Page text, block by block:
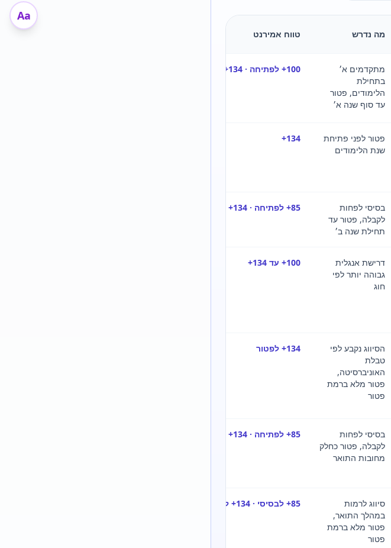
Aa
מה נדרש טווח אמירנט
מתקדמים א׳
בתחילת
הלימודים, פטור
עד סוף שנה א׳
100+ לפתיחה · 134+ לפטור
פטור לפני פתיחת
שנת הלימודים
134+
בסיסי לפחות
לקבלה, פטור עד
תחילת שנה ב׳
85+ לפתיחה · 134+ לפטור
דרישת אנגלית
גבוהה יותר לפי
חוג
100+ עד 134+
הסיווג נקבע לפי
טבלת
האוניברסיטה,
פטור מלא ברמת
פטור
134+ לפטור
בסיסי לפחות
לקבלה, פטור כחלק
מחובות התואר
85+ לפתיחה · 134+ לפטור
סיווג לרמות
במהלך התואר,
פטור מלא ברמת
פטור
85+ לבסיסי · 134+ לפטור